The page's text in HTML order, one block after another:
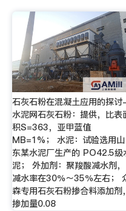
石灰石粉在混凝土应用的探
水泥网石灰石粉：提供，比表
积S=363，亚甲蓝值
MB=1%； 水泥：试验选用山
东某水泥厂生产的 PO42.5级
泥； 外加剂：聚羧酸减水剂，
减水率在30％～35％左右；
森专用石灰石粉掺合料添加剂，
掺加量0.08